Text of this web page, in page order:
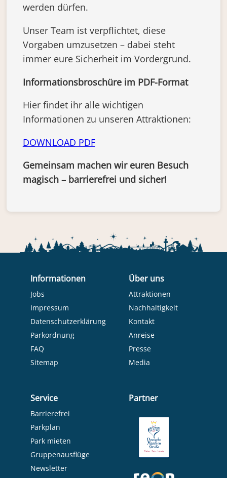
werden dürfen.
Unser Team ist verpflichtet, diese
Vorgaben umzusetzen – dabei steht
immer eure Sicherheit im Vordergrund.
Informationsbroschüre im PDF-Format
Hier findet ihr alle wichtigen
Informationen zu unseren Attraktionen:
DOWNLOAD PDF
Gemeinsam machen wir euren Besuch
magisch – barrierefrei und sicher!
Informationen
Jobs
Impressum
Datenschutzerklärung
Parkordnung
FAQ
Sitemap
Über uns
Attraktionen
Nachhaltigkeit
Kontakt
Anreise
Presse
Media
Service
Barrierefrei
Parkplan
Park mieten
Gruppenausflüge
Newsletter
Partner